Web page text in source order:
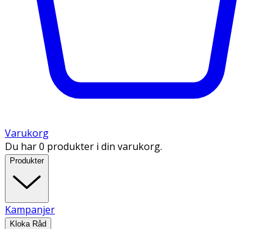
Varukorg
Du har 0 produkter i din varukorg.
Produkter
Kampanjer
Kloka Råd